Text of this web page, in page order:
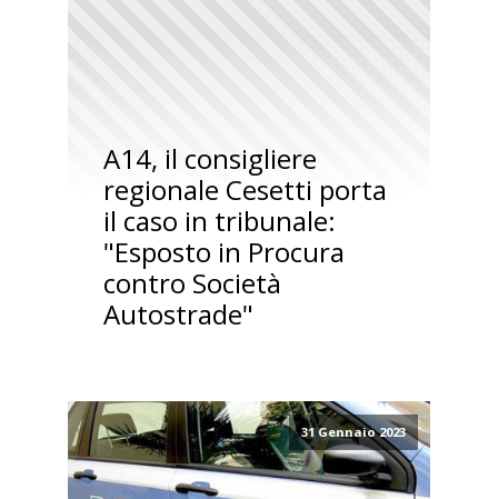
A14, il consigliere
regionale Cesetti porta
il caso in tribunale:
"Esposto in Procura
contro Società
Autostrade"
31 Gennaio 2023